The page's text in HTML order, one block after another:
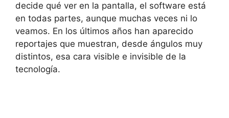
decide qué ver en la pantalla, el software está
en todas partes, aunque muchas veces ni lo
veamos. En los últimos años han aparecido
reportajes que muestran, desde ángulos muy
distintos, esa cara visible e invisible de la
tecnología.